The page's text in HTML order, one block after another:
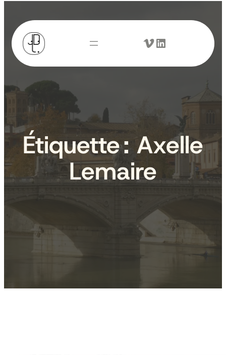
Aller
au
contenu
Vimeo LinkedIn
Étiquette :Axelle
Lemaire